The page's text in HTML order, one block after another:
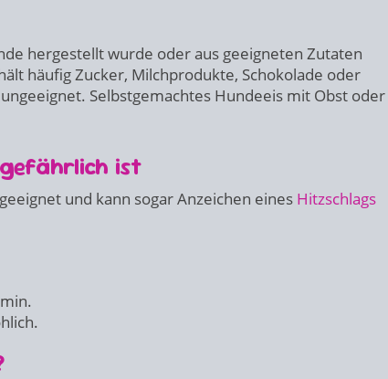
hergestellt wurde oder aus geeigneten Zutaten
häufig Zucker, Milchprodukte, Schokolade oder
Selbstgemachtes Hundeeis mit Obst oder
ist
und kann sogar Anzeichen eines Hitzschlags